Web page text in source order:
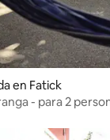
en Fatick
- para 2